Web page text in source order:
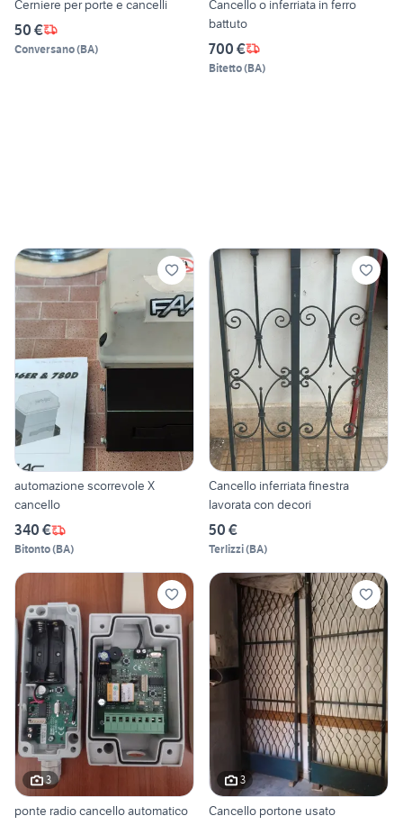
Cerniere per porte e cancelli
50 €
Conversano(BA)
Cancello o inferriata in ferro
battuto
700 €
Bitetto(BA)
automazione scorrevole X
cancello
340 €
Bitonto(BA)
Cancello inferriata finestra
lavorata con decori
50 €
Terlizzi(BA)
3
ponte radio cancello automatico
3
Cancello portone usato